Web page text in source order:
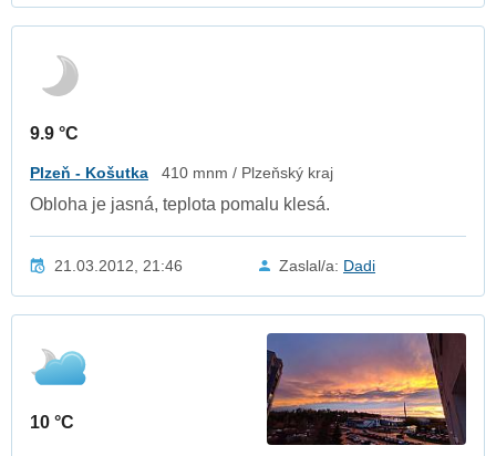
9.9 °C
Plzeň - Košutka 410 mnm / Plzeňský kraj
Obloha je jasná, teplota pomalu klesá.
21.03.2012, 21:46 Zaslal/a: Dadi
10 °C